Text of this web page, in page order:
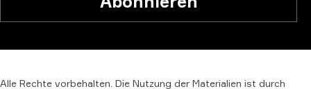
Alle Rechte vorbehalten. Die Nutzung der Materialien ist durch